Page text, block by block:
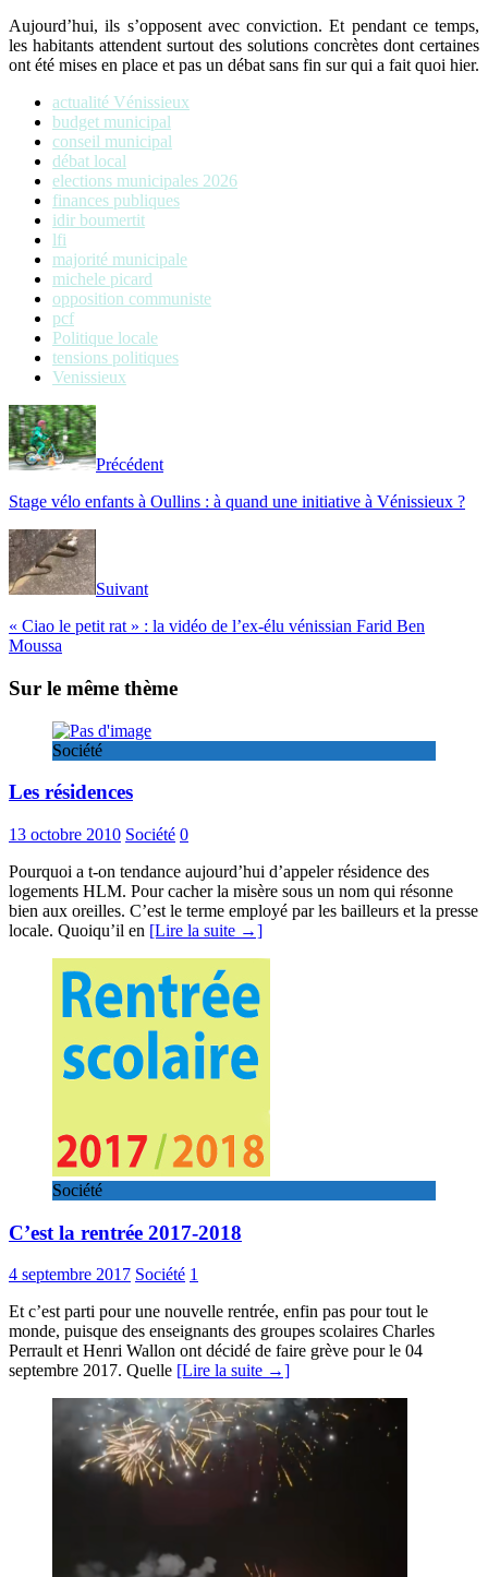
Aujourd’hui, ils s’opposent avec conviction. Et pendant ce temps,
les habitants attendent surtout des solutions concrètes dont certaines
ont été mises en place et pas un débat sans fin sur qui a fait quoi hier.
actualité Vénissieux
budget municipal
conseil municipal
débat local
elections municipales 2026
finances publiques
idir boumertit
lfi
majorité municipale
michele picard
opposition communiste
pcf
Politique locale
tensions politiques
Venissieux
Précédent
Stage vélo enfants à Oullins : à quand une initiative à Vénissieux ?
Suivant
« Ciao le petit rat » : la vidéo de l’ex-élu vénissian Farid Ben
Moussa
Sur le même thème
Société
Les résidences
13 octobre 2010 Société 0
Pourquoi a t-on tendance aujourd’hui d’appeler résidence des
logements HLM. Pour cacher la misère sous un nom qui résonne
bien aux oreilles. C’est le terme employé par les bailleurs et la presse
locale. Quoiqu’il en [Lire la suite →]
Société
C’est la rentrée 2017-2018
4 septembre 2017 Société 1
Et c’est parti pour une nouvelle rentrée, enfin pas pour tout le
monde, puisque des enseignants des groupes scolaires Charles
Perrault et Henri Wallon ont décidé de faire grève pour le 04
septembre 2017. Quelle [Lire la suite →]